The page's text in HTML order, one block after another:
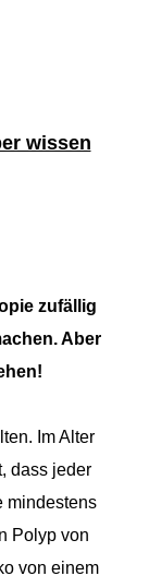
wissen
zufällig
Aber
Im Alter
dass jeder
mindestens
Polyp von
von einem